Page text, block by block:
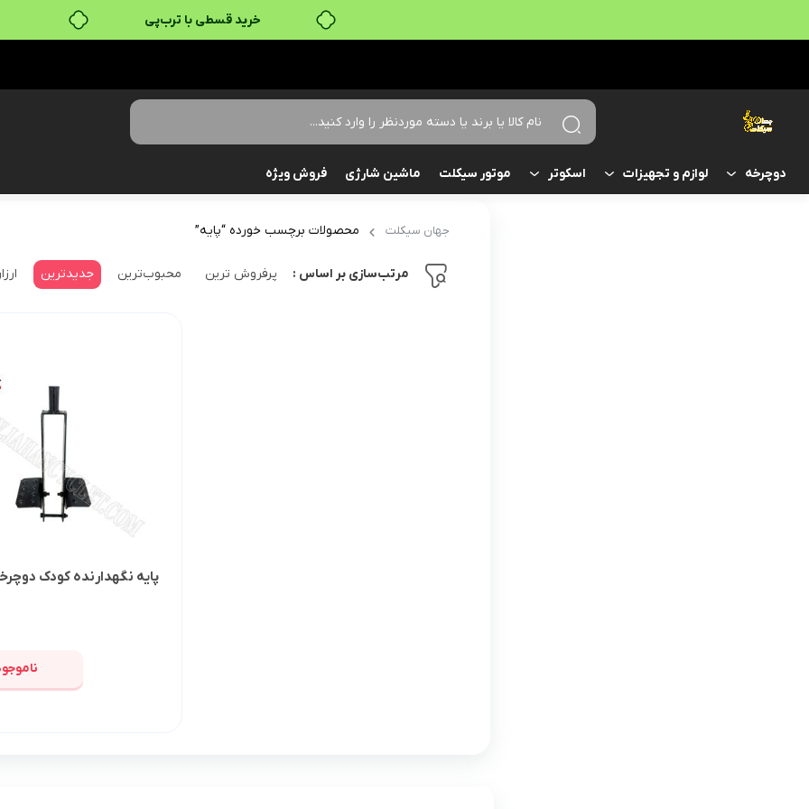
خرید قسطی با ترب‌پی
دوچرخه لوازم و تجهیزات اسکوتر موتور سیکلت ماشین شارژی فروش ویژه
جهان سیکلت محصولات برچسب خورده “پایه”
مرتب‌سازی بر اساس : پرفروش ترین محبوب‌ترین جدیدترین
پایه نگهدارنده کودک